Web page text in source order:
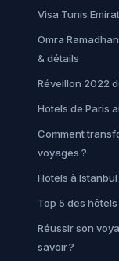
Visa Tunis
Omra
& détails
Réveillon 2022
Hotels de Paris
Comment
voyages ?
Hotels à
Top 5 des
Réussir son
savoir ?